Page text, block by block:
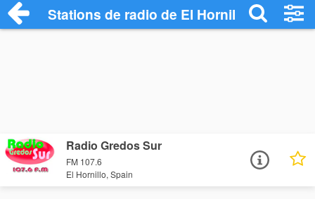
Stations de radio de El Hornillo
Radio Gredos Sur
FM 107.6
El Hornillo, Spain